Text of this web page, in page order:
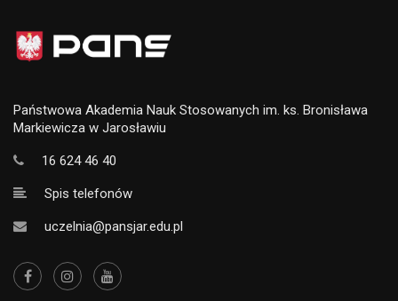
Państwowa Akademia Nauk Stosowanych im. ks. Bronisława
Markiewicza w Jarosławiu
16 624 46 40
Spis telefonów
uczelnia@pansjar.edu.pl